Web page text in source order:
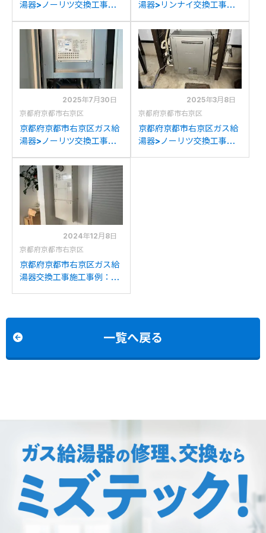
湯器>ノーリツ交換工事施
ノーリツGQ-1639WE-1へ
の交換
湯器>リンナイ交換工事施
K1613AWからリンナイ
RUF-K206SAW(A)への交
換
2025年7月30日
京都府京都市右京区
京都府京都市右京区ガス給
湯器>ノーリツ交換工事施
2434SAWX6H-Tからノ
ーリツGQ-2439WS-T-
1BL 13Aへの交換
2025年3月8日
京都府京都市右京区
京都府京都市右京区ガス給
湯器>ノーリツ交換工事施
2024年12月8日
京都府京都市右京区
京都府京都市右京区ガス給
湯器交換工事施工事例：ノ
換
一覧へ戻る